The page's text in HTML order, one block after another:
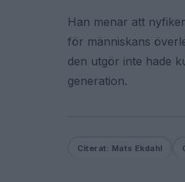
Han menar att
för människans
den utgör inte hade
generation.
Citerat: Mats Ekdahl